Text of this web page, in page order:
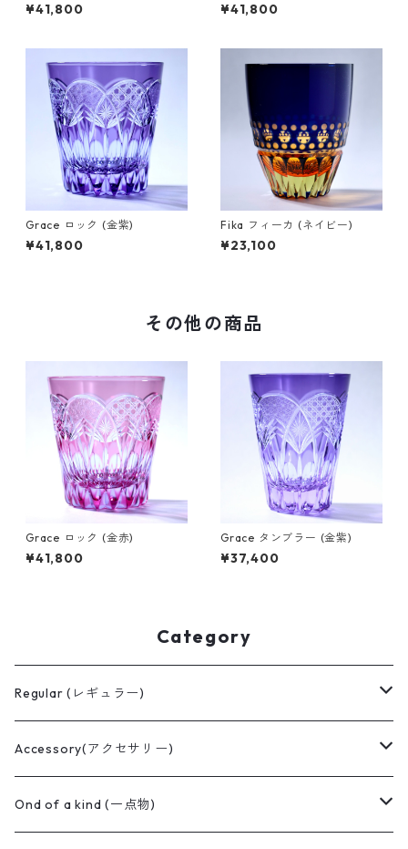
¥41,800 ¥41,800
Grace ロック (金紫)
¥41,800
Fika フィーカ (ネイビー)
¥23,100
その他の商品
Grace ロック (金赤)
¥41,800
Grace タンブラー (金紫)
¥37,400
Category
Regular (レギュラー)
ぐい呑み
Koti(コッティ)
ロックグラス
Accessory(アクセサリー)
切子ピアス
Ond of a kind (一点物)